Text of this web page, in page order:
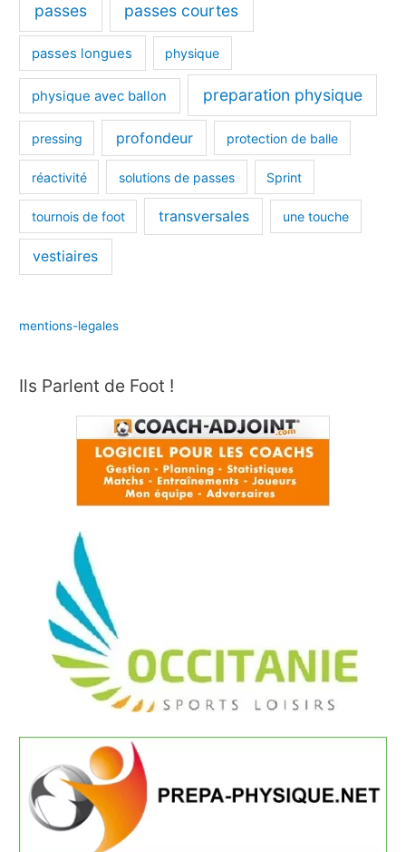
passes passes courtes
passes longues physique
physique avec ballon preparation physique
pressing profondeur protection de balle
réactivité solutions de passes Sprint
tournois de foot transversales une touche
vestiaires
mentions-legales
Ils Parlent de Foot !